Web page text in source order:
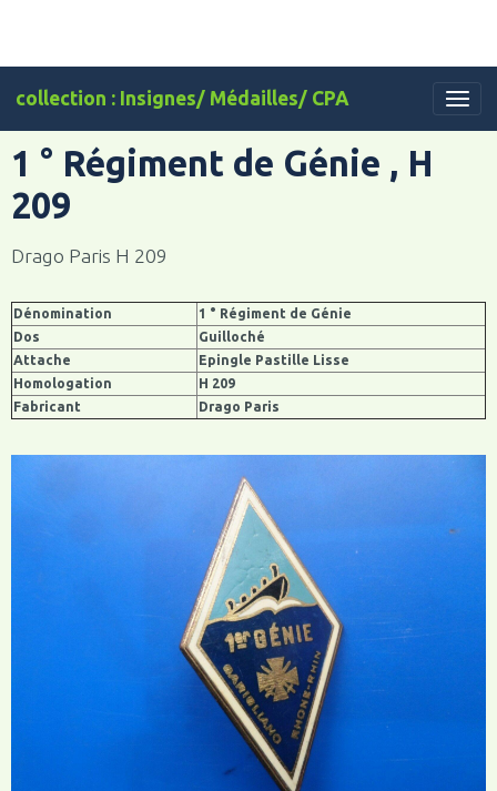
collection : Insignes/ Médailles/ CPA
1 ° Régiment de Génie , H
209
Drago Paris H 209
Dénomination
1 ° Régiment de Génie
Dos
Guilloché
Attache
Epingle Pastille Lisse
Homologation
H 209
Fabricant
Drago Paris